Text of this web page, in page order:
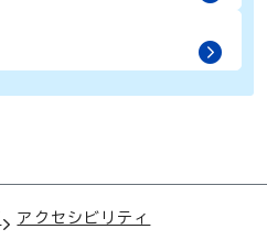
アクセシビリティ